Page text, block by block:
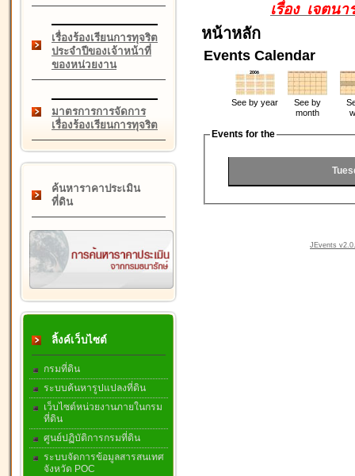
เรื่องร้องเรียนการทุจริต
ประจำปีของเจ้าหน้าที่
ของหน่วยงาน
มาตรการการจัดการ
เรื่องร้องเรียนการทุจริต
ค้นหาราคาประเมิน
ที่ดิน
ลิ้งค์เว็บไซต์
กรมที่ดิน
ระบบค้นหารูปแปลงที่ดิน
เว็บไซต์หน่วยงานภายในกรม
ที่ดิน
ศูนย์ปฏิบัติการกรมที่ดิน
ระบบจัดการข้อมูลสารสนเทศ
จังหวัด POC
เรื่อง เจตน
หน้าหลัก
Events Calendar
See by year
See by
month
Events for the
JEvents